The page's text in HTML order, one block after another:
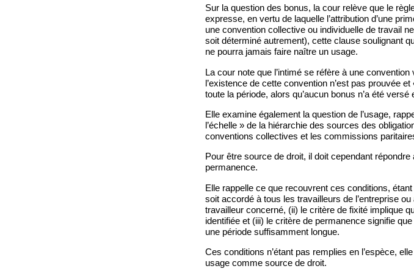
Sur la question des bonus, la cour relève que le
expresse, en vertu de laquelle l’attribution d’une
une convention collective ou individuelle de travail
soit déterminé autrement), cette clause soulignant
ne pourra jamais faire naître un usage.
La cour note que l’intimé se réfère à une
l’existence de cette convention n’est pas prouvée
toute la période, alors qu’aucun bonus n’a été
Elle examine également la question de l’usage,
l’échelle » de la hiérarchie des sources des
conventions collectives et les commissions
Pour être source de droit, il doit cependant
permanence.
Elle rappelle ce que recouvrent ces conditions,
soit accordé à tous les travailleurs de l’entreprise
travailleur concerné, (ii) le critère de fixité implique
identifiée et (iii) le critère de permanence signifie
une période suffisamment longue.
Ces conditions n’étant pas remplies en l’espèce,
usage comme source de droit.